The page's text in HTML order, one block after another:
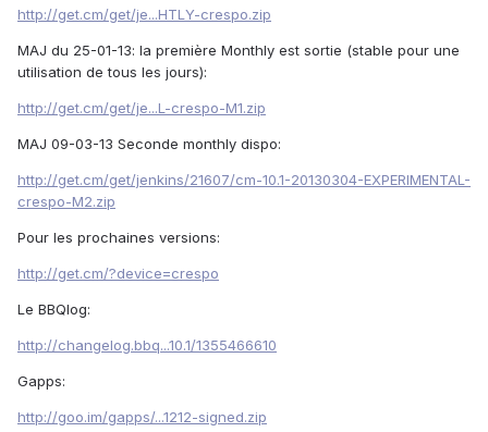
http://get.cm/get/je...HTLY-crespo.zip
MAJ du 25-01-13: la première Monthly est sortie (stable pour une
utilisation de tous les jours):
http://get.cm/get/je...L-crespo-M1.zip
MAJ 09-03-13 Seconde monthly dispo:
http://get.cm/get/jenkins/21607/cm-10.1-20130304-EXPERIMENTAL-
crespo-M2.zip
Pour les prochaines versions:
http://get.cm/?device=crespo
Le BBQlog:
http://changelog.bbq...10.1/1355466610
Gapps:
http://goo.im/gapps/...1212-signed.zip